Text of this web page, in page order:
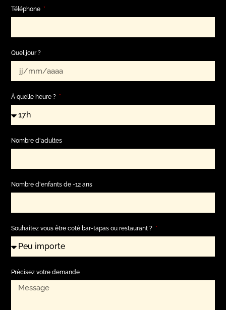
Téléphone
Quel jour ?
À quelle heure ?
Nombre d'adultes
Nombre d'enfants de -12 ans
Souhaitez vous être coté bar-tapas ou restaurant ?
Précisez votre demande